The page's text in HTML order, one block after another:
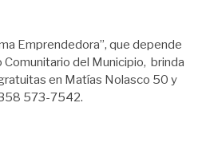
Emprendedora”, que depende
Comunitario del Municipio, brinda
en Matías Nolasco 50 y
573-7542.